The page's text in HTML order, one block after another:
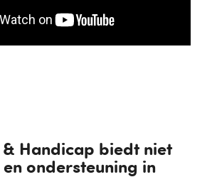
& Handicap biedt niet
ondersteuning in